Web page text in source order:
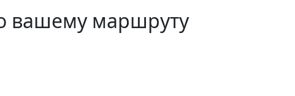
вашему маршруту